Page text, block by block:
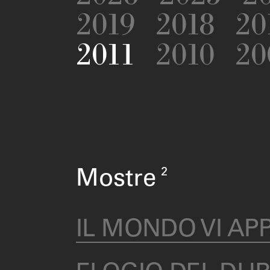
2019
2018
2011
2010
Mostre 2
IL MONDO VI